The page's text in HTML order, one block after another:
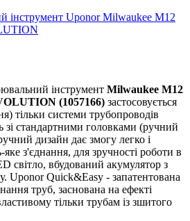
інструмент Milwaukee М12
(1057166) застосовується
тільки системи трубопроводів
зі стандартними головками (ручний
дизайн дає змогу легко і
з'єднання, для зручності роботи в
світло, вбудований акумулятор з
Uponor Quick&Easy - запатентована
труб, заснована на ефекті
тільки трубам із зшитого